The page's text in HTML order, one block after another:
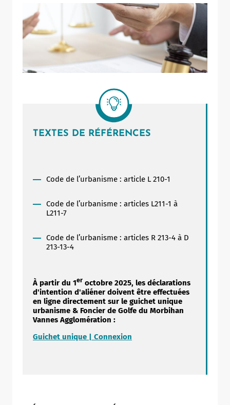
TEXTES DE RÉFÉRENCES
Code de l’urbanisme : article L 210-1
Code de l’urbanisme : articles L211-1 à
L211-7
Code de l’urbanisme : articles R 213-4 à D
213-13-4
À partir du 1er octobre 2025, les déclarations
d'intention d'aliéner doivent être effectuées
en ligne directement sur le guichet unique
urbanisme & Foncier de Golfe du Morbihan
Vannes Agglomération :
Guichet unique | Connexion